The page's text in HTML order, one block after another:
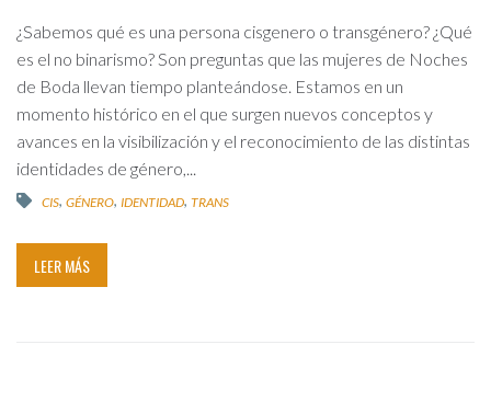
¿Sabemos qué es una persona cisgenero o transgénero? ¿Qué
es el no binarismo? Son preguntas que las mujeres de Noches
de Boda llevan tiempo planteándose. Estamos en un
momento histórico en el que surgen nuevos conceptos y
avances en la visibilización y el reconocimiento de las distintas
identidades de género,...
CIS, GÉNERO, IDENTIDAD, TRANS
LEER MÁS